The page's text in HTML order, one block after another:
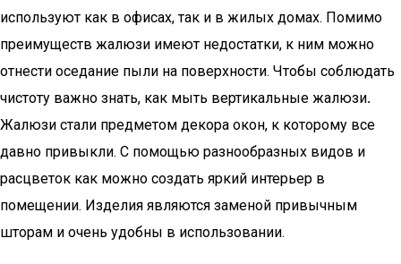
используют как в офисах, так и в жилых домах. Помимо
преимуществ жалюзи имеют недостатки, к ним можно
отнести оседание пыли на поверхности. Чтобы соблюдать
чистоту важно знать, как мыть вертикальные жалюзи.
Жалюзи стали предметом декора окон, к которому все
давно привыкли. С помощью разнообразных видов и
расцветок как можно создать яркий интерьер в
помещении. Изделия являются заменой привычным
шторам и очень удобны в использовании.